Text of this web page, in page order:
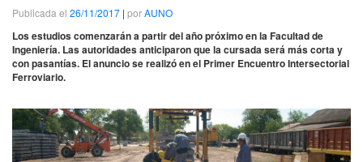
Publicada el 26/11/2017 | porAUNO
Los estudios comenzarán a partir del año próximo en la Facultad de
Ingeniería. Las autoridades anticiparon que la cursada será más corta y
con pasantías. El anuncio se realizó en el Primer Encuentro Intersectorial
Ferroviario.